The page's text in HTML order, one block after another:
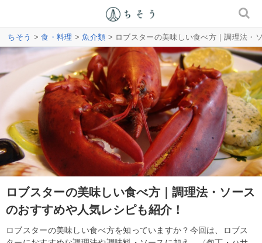
ちそう >食・料理 >魚介類 > ロブスターの美味しい食べ方｜調理法・
ロブスターの美味しい食べ方｜調理法・ソース
のおすすめや人気レシピも紹介！
ロブスターの美味しい食べ方を知っていますか？今回は、ロブス